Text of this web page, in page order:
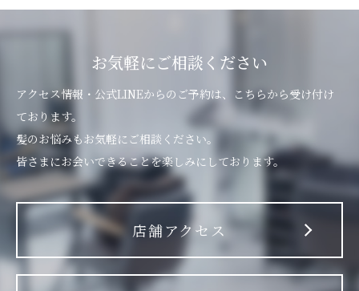
お気軽にご相談ください
アクセス情報・公式LINEからのご予約は、こちらから受け付け
ております。
髪のお悩みもお気軽にご相談ください。
皆さまにお会いできることを楽しみにしております。
店舗アクセス